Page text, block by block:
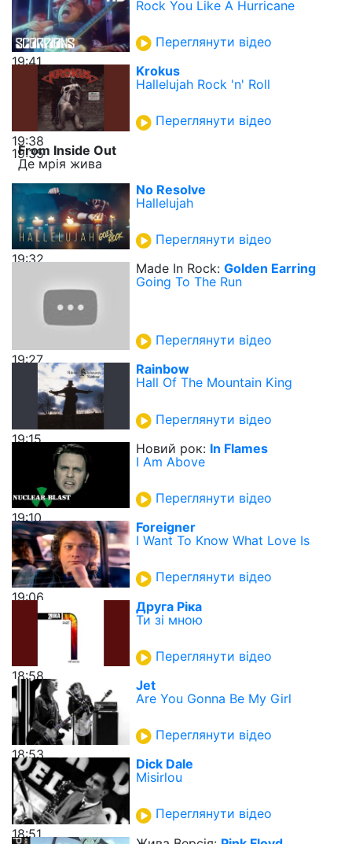
19:41
Rock You Like A Hurricane
Переглянути відео
19:38
Krokus
Hallelujah Rock 'n' Roll
Переглянути відео
19:35
From Inside Out
Де мрія жива
19:32
No Resolve
Hallelujah
Переглянути відео
19:27
Made In Rock: Golden Earring
Going To The Run
Переглянути відео
19:15
Rainbow
Hall Of The Mountain King
Переглянути відео
19:10
Новий рок: In Flames
I Am Above
Переглянути відео
19:06
Foreigner
I Want To Know What Love Is
Переглянути відео
18:58
Друга Ріка
Ти зі мною
Переглянути відео
18:53
Jet
Are You Gonna Be My Girl
Переглянути відео
18:51
Dick Dale
Misirlou
Переглянути відео